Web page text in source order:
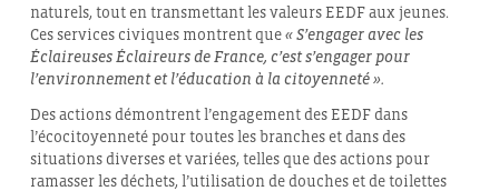
naturels, tout en transmettant les valeurs EEDF aux jeunes.
Ces services civiques montrent que « S’engager avec les
Éclaireuses Éclaireurs de France, c’est s’engager pour
l’environnement et l’éducation à la citoyenneté ».
Des actions démontrent l’engagement des EEDF dans
l’écocitoyenneté pour toutes les branches et dans des
situations diverses et variées, telles que des actions pour
ramasser les déchets, l’utilisation de douches et de toilettes